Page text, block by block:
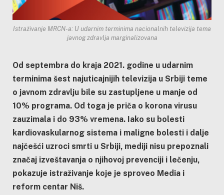
Istraživanje MRCN-a: U udarnim terminima nacionalnih televizija tema
javnog zdravlja marginalizovana
Od septembra do kraja 2021. godine u udarnim
terminima šest najuticajnijih televizija u Srbiji teme
o javnom zdravlju bile su zastupljene u manje od
10% programa. Od toga je priča o korona virusu
zauzimala i do 93% vremena. Iako su bolesti
kardiovaskularnog sistema i maligne bolesti i dalje
najčešći uzroci smrti u Srbiji, mediji nisu prepoznali
značaj izveštavanja o njihovoj prevenciji i lečenju,
pokazuje istraživanje koje je sproveo Media i
reform centar Niš.